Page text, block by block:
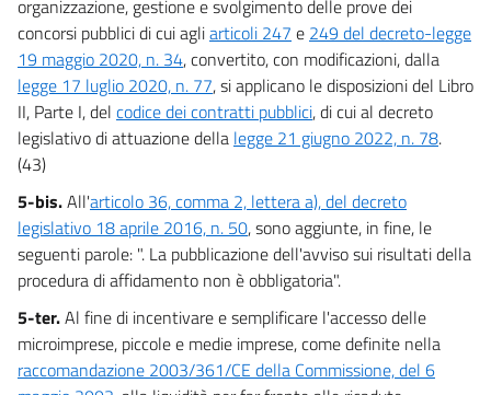
Allegato A
Allegato B
Allegato B
organizzazione, gestione e svolgimento delle prove dei
concorsi pubblici di cui agliarticoli 247 e 249 del decreto-legge
19 maggio 2020, n. 34, convertito, con modificazioni, dalla
legge 17 luglio 2020, n. 77, si applicano le disposizioni del Libro
II, Parte I, del codice dei contratti pubblici, di cui al decreto
legislativo di attuazione della legge 21 giugno 2022, n. 78.
(43)
5-bis.All'articolo 36, comma 2, lettera a), del decreto
legislativo 18 aprile 2016, n. 50, sono aggiunte, in fine, le
seguenti parole: ". La pubblicazione dell'avviso sui risultati della
procedura di affidamento non è obbligatoria".
5-ter.Al fine di incentivare e semplificare l'accesso delle
microimprese, piccole e medie imprese, come definite nella
raccomandazione 2003/361/CE della Commissione, del 6